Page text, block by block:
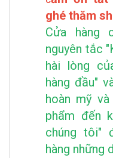
ghé thăm
Cửa hàng
nguyên tắc
hài lòng
hàng đầu"
hoàn mỹ
phẩm đến
chúng tôi"
hàng những